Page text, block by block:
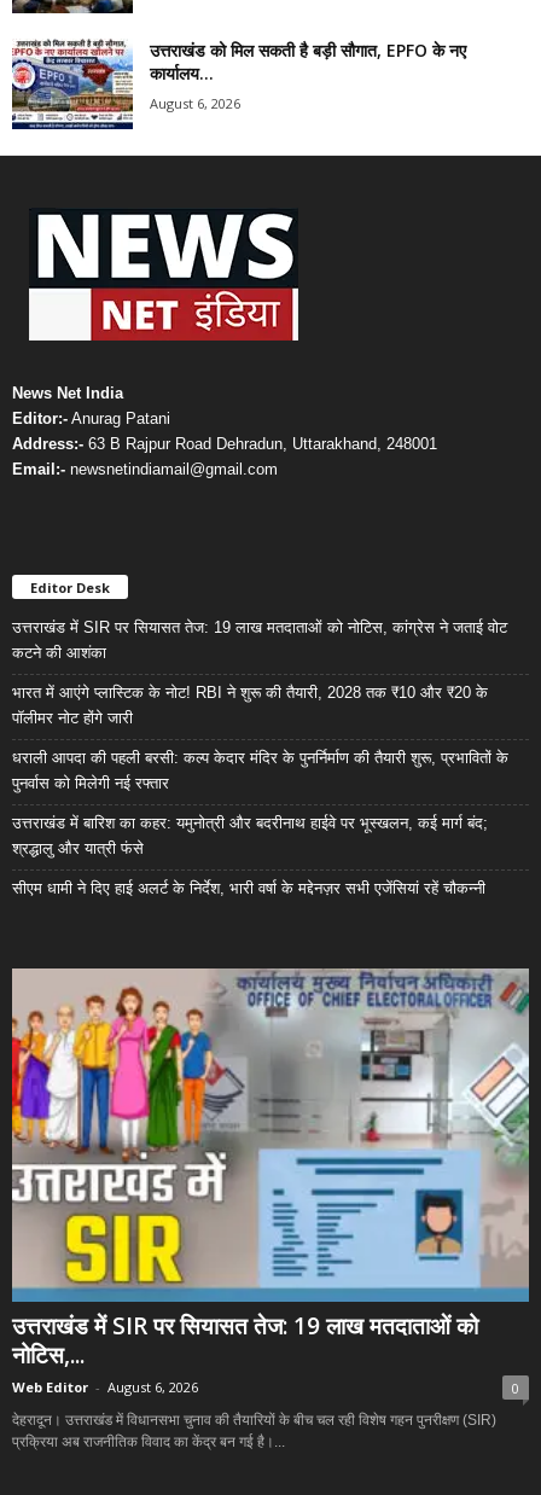
उत्तराखंड को मिल सकती है बड़ी सौगात, EPFO के नए
कार्यालय...
August 6, 2026
News Net India
Editor:- Anurag Patani
Address:- 63 B Rajpur Road Dehradun, Uttarakhand, 248001
Email:- newsnetindiamail@gmail.com
Editor Desk
उत्तराखंड में SIR पर सियासत तेज: 19 लाख मतदाताओं को नोटिस, कांग्रेस ने जताई वोट
कटने की आशंका
भारत में आएंगे प्लास्टिक के नोट! RBI ने शुरू की तैयारी, 2028 तक ₹10 और ₹20 के
पॉलीमर नोट होंगे जारी
धराली आपदा की पहली बरसी: कल्प केदार मंदिर के पुनर्निर्माण की तैयारी शुरू, प्रभावितों के
पुनर्वास को मिलेगी नई रफ्तार
उत्तराखंड में बारिश का कहर: यमुनोत्री और बदरीनाथ हाईवे पर भूस्खलन, कई मार्ग बंद;
श्रद्धालु और यात्री फंसे
सीएम धामी ने दिए हाई अलर्ट के निर्देश, भारी वर्षा के मद्देनज़र सभी एजेंसियां रहें चौकन्नी
उत्तराखंड में SIR पर सियासत तेज: 19 लाख मतदाताओं को
नोटिस,...
Web Editor - August 6, 2026 0
देहरादून। उत्तराखंड में विधानसभा चुनाव की तैयारियों के बीच चल रही विशेष गहन पुनरीक्षण (SIR)
प्रक्रिया अब राजनीतिक विवाद का केंद्र बन गई है।...